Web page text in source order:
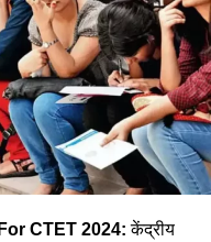
करने के लिए, सबसे पहले
जाना होगा
Answer Key 2024
की तारीख दर्ज करके
स्क्रीन पर प्रदर्शित हो
CTET 2024: केंद्रीय